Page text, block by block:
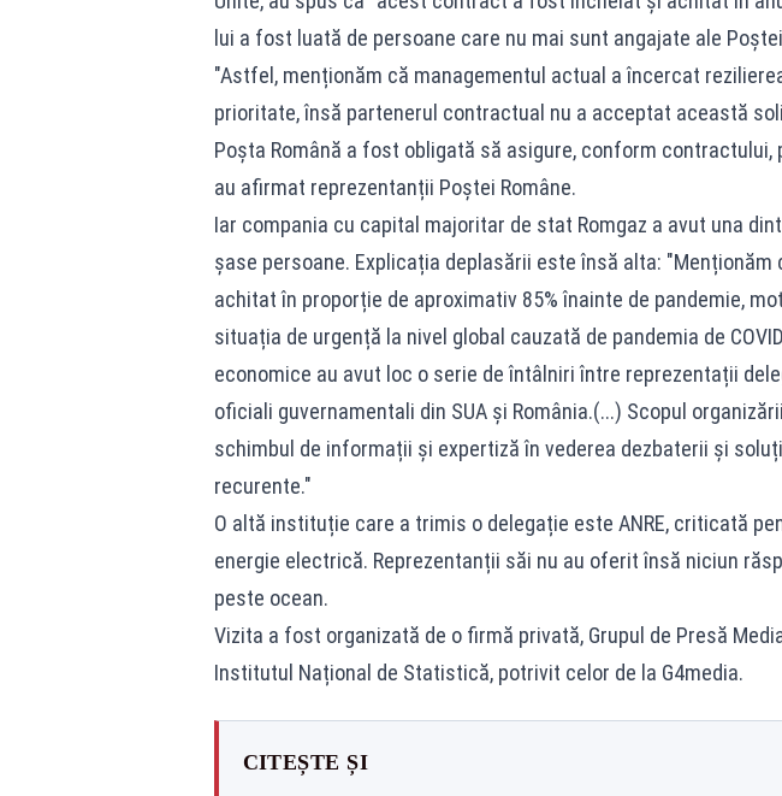
lui a fost luată de persoane care nu mai sunt angajate ale
"Astfel, menționăm că managementul actual a încercat
prioritate, însă partenerul contractual nu a acceptat această
Poșta Română a fost obligată să asigure, conform contractului,
au afirmat reprezentanții Poștei Române.
Iar compania cu capital majoritar de stat Romgaz a avut una
șase persoane. Explicația deplasării este însă alta:
achitat în proporție de aproximativ 85% înainte de pandemie,
situația de urgență la nivel global cauzată de pandemia de
economice au avut loc o serie de întâlniri între reprezentații
oficiali guvernamentali din SUA şi România.(...) Scopul
schimbul de informații și expertiză în vederea dezbaterii și
recurente."
O altă instituție care a trimis o delegație este ANRE, criticată
energie electrică. Reprezentanții săi nu au oferit însă niciun
peste ocean.
Vizita a fost organizată de o firmă privată, Grupul de Presă
Institutul Național de Statistică, potrivit celor de la G4media.
CITEȘTE ȘI